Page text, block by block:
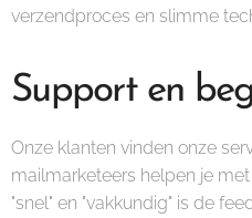
verzendproces en slimme
Support en
Onze klanten vinden onze
mailmarketeers helpen je met
"snel" en "vakkundig" is de